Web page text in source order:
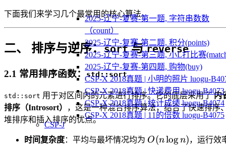
2025-辽宁-复赛-第一题, 字符串数数
（count）
2025-辽宁-复赛-第二题, 积分(points)
2025-辽宁-复赛-第三题, 小L打比赛
2025-辽宁-复赛-第四题, 购物(buy)
CSP-X 2018真题 | 小明的照片 luogu-
CSP-X 2018真题 | 快递费用 luogu-B4073
CSP-X 2018真题 | 统计成绩 luogu-B4074
CSP-X 2018真题 | 11的倍数 luogu-B4075
CSP-J
下面我们来学习几个最常用的核心算法。
二、 排序与逆序：sort与reverse
2.1 常用排序函数：std::sort
std::sort 用于对区间内的元素进行排序。它的底层采用了内
排序（Introsort）
，这是一种混合排序算法，结合了快速排序
堆排序和插入排序的优点。
时间复杂度：平均与最坏情况均为 O(n
O(nlogn)，运行效